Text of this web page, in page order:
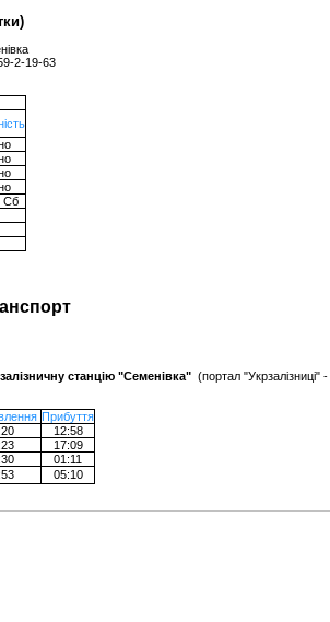
2-19-63
Сб
станцію "Семенівка" (портал "Укрзалізниці" -
Прибуття
12:58
17:09
01:11
05:10